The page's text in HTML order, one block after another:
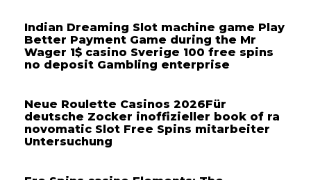
Indian Dreaming Slot machine game Play
Better Payment Game during the Mr
Wager 1$ casino Sverige 100 free spins
no deposit Gambling enterprise
Neue Roulette Casinos 2026Für
deutsche Zocker inoffizieller book of ra
novomatic Slot Free Spins mitarbeiter
Untersuchung